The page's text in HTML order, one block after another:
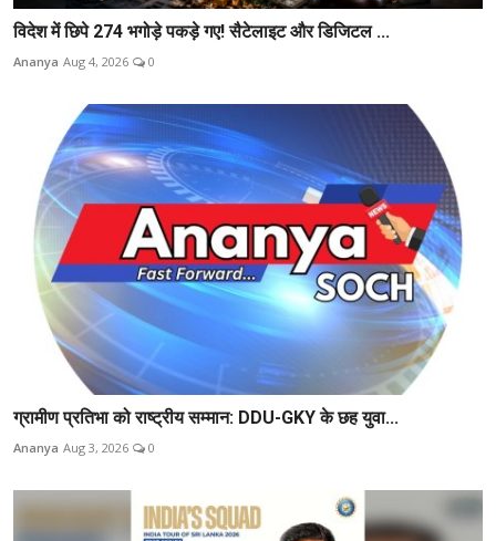
विदेश में छिपे 274 भगोड़े पकड़े गए! सैटेलाइट और डिजिटल ...
Ananya Aug 4, 2026 0
ग्रामीण प्रतिभा को राष्ट्रीय सम्मान: DDU-GKY के छह युवा...
Ananya Aug 3, 2026 0